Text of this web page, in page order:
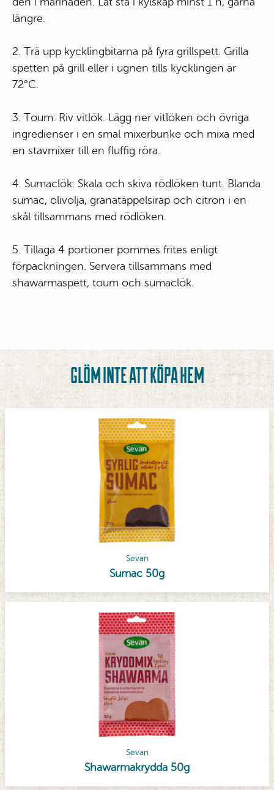
längre.
2. Trä upp kycklingbitarna på fyra grillspett. Grilla
spetten på grill eller i ugnen tills kycklingen är
72°C.
3. Toum: Riv vitlök. Lägg ner vitlöken och övriga
ingredienser i en smal mixerbunke och mixa med
en stavmixer till en fluffig röra.
4. Sumaclök: Skala och skiva rödlöken tunt. Blanda
sumac, olivolja, granatäppelsirap och citron i en
skål tillsammans med rödlöken.
5. Tillaga 4 portioner pommes frites enligt
förpackningen. Servera tillsammans med
shawarmaspett, toum och sumaclök.
GLÖM INTE ATT KÖPA HEM
Sevan
Sumac 50g
Sevan
Shawarmakrydda 50g